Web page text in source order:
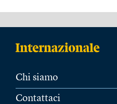
Chi siamo
Contattaci